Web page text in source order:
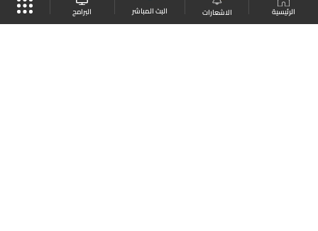
الرئيسية الاشعارات البث المباشر البرامج
موقع البرامج الجدول البث المباشر